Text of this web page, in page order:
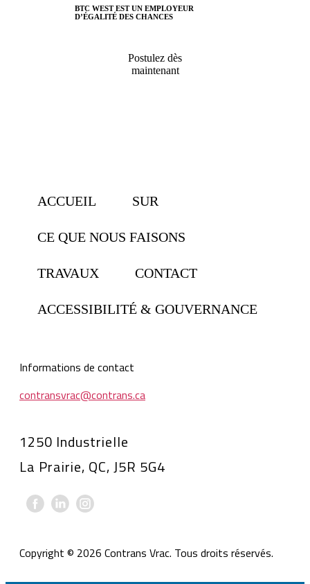
BTC WEST EST UN EMPLOYEUR
D’ÉGALITÉ DES CHANCES
Postulez dès
maintenant
ACCUEIL SUR
CE QUE NOUS FAISONS
TRAVAUX CONTACT
ACCESSIBILITÉ & GOUVERNANCE
Informations de contact
contransvrac@contrans.ca
1250 Industrielle
La Prairie, QC, J5R 5G4
Copyright © 2026 Contrans Vrac. Tous droits réservés.